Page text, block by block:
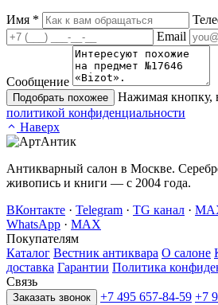
Имя *
Email
Сообщение
Подобрать похожее
Нажимая кнопку,
политикой конфиденциальности
Наверх
Антикварный салон в Москве.
живопись и книги — с 2004 года.
ВКонтакте · Telegram · TG канал ·
WhatsApp · MAX
Покупателям
Каталог Вестник антиквара О салоне
доставка Гарантии Политика
Связь
Заказать звонок +7 495 657-84-59 +7